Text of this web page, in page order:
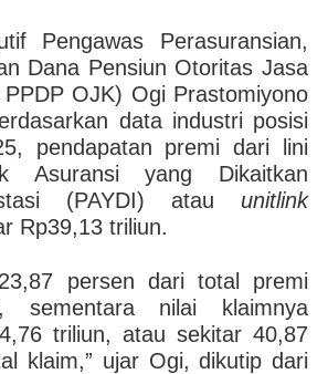
Pengawas Perasuransian,
Dana Pensiun Otoritas Jasa
OJK) Ogi Prastomiyono
data industri posisi
pendapatan premi dari lini
Asuransi yang Dikaitkan
(PAYDI) atau unitlink
Rp39,13 triliun.
persen dari total premi
sementara nilai klaimnya
triliun, atau sekitar 40,87
klaim,” ujar Ogi, dikutip dari